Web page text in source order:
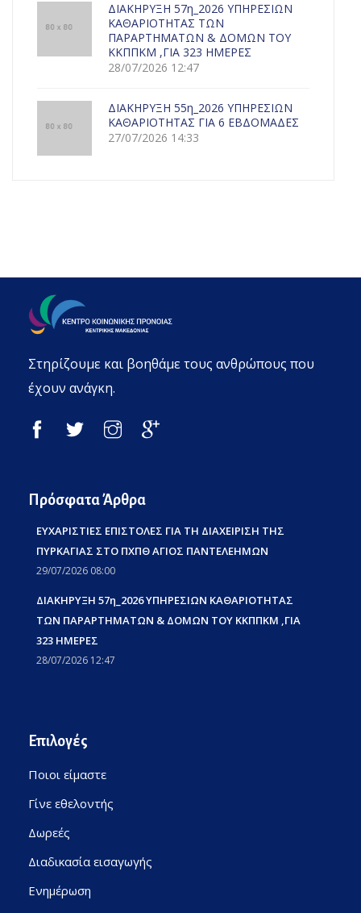
ΔΙΑΚΗΡΥΞΗ 57η_2026 ΥΠΗΡΕΣΙΩΝ
ΚΑΘΑΡΙΟΤΗΤΑΣ ΤΩΝ
ΠΑΡΑΡΤΗΜΑΤΩΝ & ΔΟΜΩΝ ΤΟΥ
ΚΚΠΠΚΜ ,ΓΙΑ 323 ΗΜΕΡΕΣ
28/07/2026 12:47
ΔΙΑΚΗΡΥΞΗ 55η_2026 ΥΠΗΡΕΣΙΩΝ
ΚΑΘΑΡΙΟΤΗΤΑΣ ΓΙΑ 6 ΕΒΔΟΜΑΔΕΣ
27/07/2026 14:33
Στηρίζουμε και βοηθάμε τους ανθρώπους που
έχουν ανάγκη.
Πρόσφατα Άρθρα
ΕΥΧΑΡΙΣΤΙΕΣ ΕΠΙΣΤΟΛΕΣ ΓΙΑ ΤΗ ΔΙΑΧΕΙΡΙΣΗ ΤΗΣ
ΠΥΡΚΑΓΙΑΣ ΣΤΟ ΠΧΠΘ ΑΓΙΟΣ ΠΑΝΤΕΛΕΗΜΩΝ
29/07/2026 08:00
ΔΙΑΚΗΡΥΞΗ 57η_2026 ΥΠΗΡΕΣΙΩΝ ΚΑΘΑΡΙΟΤΗΤΑΣ
ΤΩΝ ΠΑΡΑΡΤΗΜΑΤΩΝ & ΔΟΜΩΝ ΤΟΥ ΚΚΠΠΚΜ ,ΓΙΑ
323 ΗΜΕΡΕΣ
28/07/2026 12:47
Επιλογές
Ποιοι είμαστε
Γίνε εθελοντής
Δωρεές
Διαδικασία εισαγωγής
Ενημέρωση